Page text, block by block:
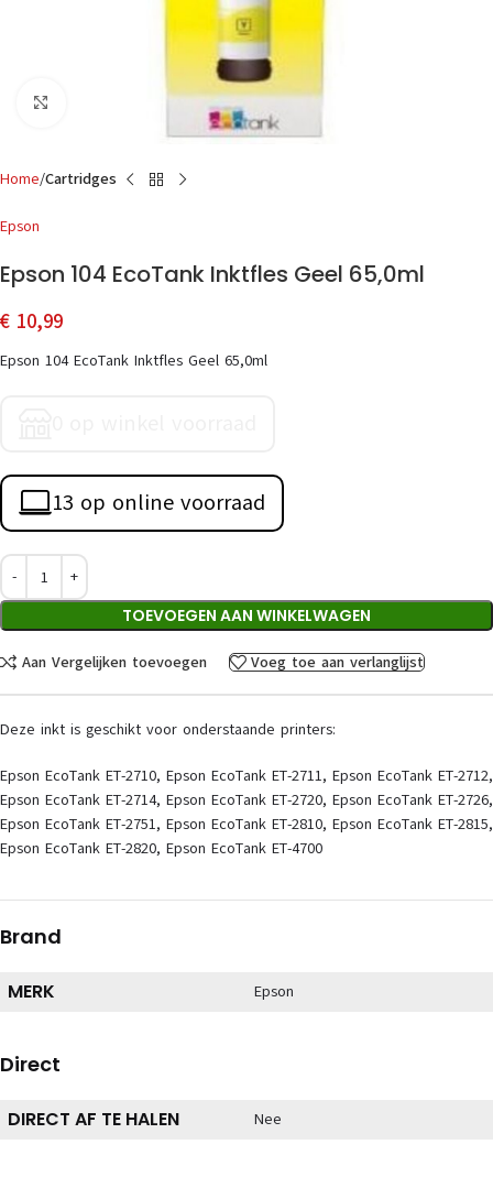
Home Cartridges
Epson
Epson 104 EcoTank Inktfles Geel 65,0ml
€ 10,99
Epson 104 EcoTank Inktfles Geel 65,0ml
13 op online voorraad
TOEVOEGEN AAN WINKELWAGEN
Aan Vergelijken toevoegen Voeg toe aan verlanglijst
Deze inkt is geschikt voor onderstaande printers:
Epson EcoTank ET-2710, Epson EcoTank ET-2711, Epson EcoTank ET-2712,
Epson EcoTank ET-2714, Epson EcoTank ET-2720, Epson EcoTank ET-2726,
Epson EcoTank ET-2751, Epson EcoTank ET-2810, Epson EcoTank ET-2815,
Epson EcoTank ET-2820, Epson EcoTank ET-4700
Brand
MERK Epson
Direct
DIRECT AF TE HALEN Nee